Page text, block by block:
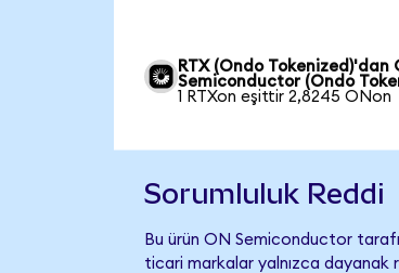
RTX (Ondo Tokenized)'dan
Semiconductor (Ondo
1 RTXon eşittir 2,8245 ONon
Sorumluluk Reddi
Bu ürün ON Semiconductor
ticari markalar yalnızca dayanak